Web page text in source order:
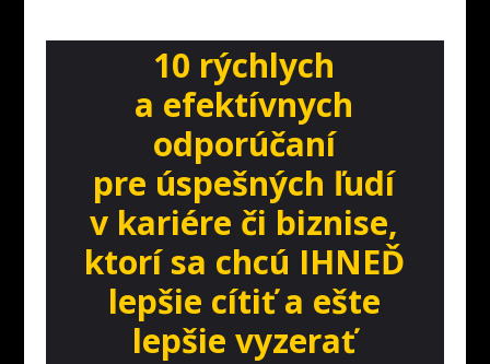
10 rýchlych
a efektívnych
odporúčaní
pre úspešných ľudí
v kariére či biznise,
ktorí sa chcú IHNEĎ
lepšie cítiť a ešte
lepšie vyzerať